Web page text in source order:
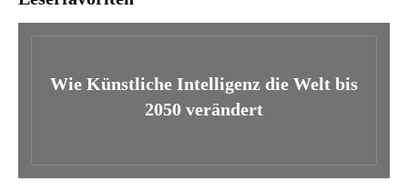
Wie Künstliche Intelligenz die Welt bis
2050 verändert